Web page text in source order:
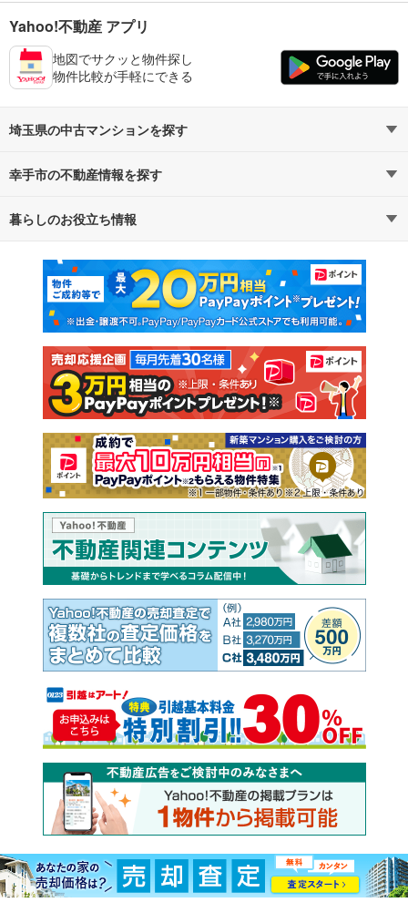
Yahoo!不動産 アプリ
地図でサクッと物件探し
物件比較が手軽にできる
埼玉県の中古マンションを探す
路線・駅から探す
通勤・通学時間から探す
幸手市の不動産情報を探す
不動産・住宅
新築マンション 中古マンション
新築一戸建て 中古一戸建て
注文住宅 土地
売却査定
暮らしのお役立ち情報
マンションカタログ 教えて！住まいの先生